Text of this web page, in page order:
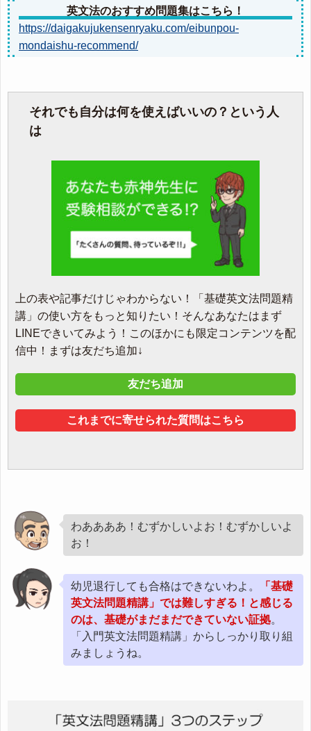
英文法のおすすめ問題集はこちら！
https://daigakujukensenryaku.com/eibunpou-
mondaishu-recommend/
それでも自分は何を使えばいいの？という人
は
上の表や記事だけじゃわからない！「基礎英文法問題精
講」の使い方をもっと知りたい！そんなあなたはまず
LINEできいてみよう！このほかにも限定コンテンツを配
信中！まずは友だち追加↓
友だち追加
これまでに寄せられた質問はこちら
わああああ！むずかしいよお！むずかしいよ
お！
幼児退行しても合格はできないわよ。
「基礎
英文法問題精講」では難しすぎる！と感じる
のは、基礎がまだまだできていない証拠。
「入門英文法問題精講」からしっかり取り組
みましょうね。